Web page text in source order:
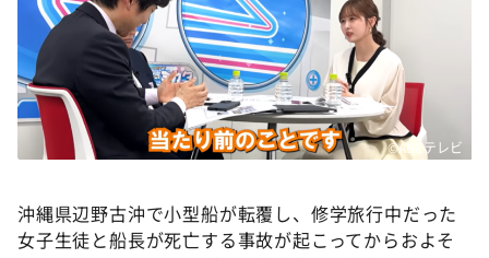
河合＆A.B.C-Z塚田×福井アナ「なんでやねん！？」
（news おかえり）
DAIGOも台所 ～きょうの献立 何にする？～
本日はダイアンなり！シーズン２
朝だ！生です旅サラダ
ＬＩＦＥ～夢のカタチ～
©ABCテレビ
沖縄県辺野古沖で小型船が転覆し、修学旅行中だった
女子生徒と船長が死亡する事故が起こってからおよそ